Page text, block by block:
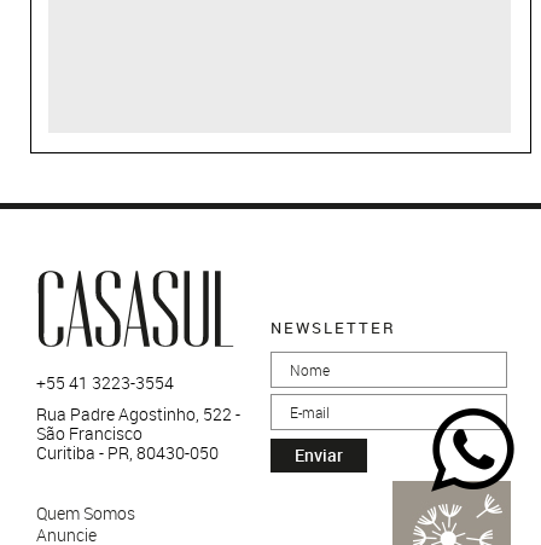
+55 41 3223-3554
Rua Padre Agostinho, 522 -
São Francisco
Curitiba - PR, 80430-050
Quem Somos
Anuncie
NEWSLETTER
Enviar